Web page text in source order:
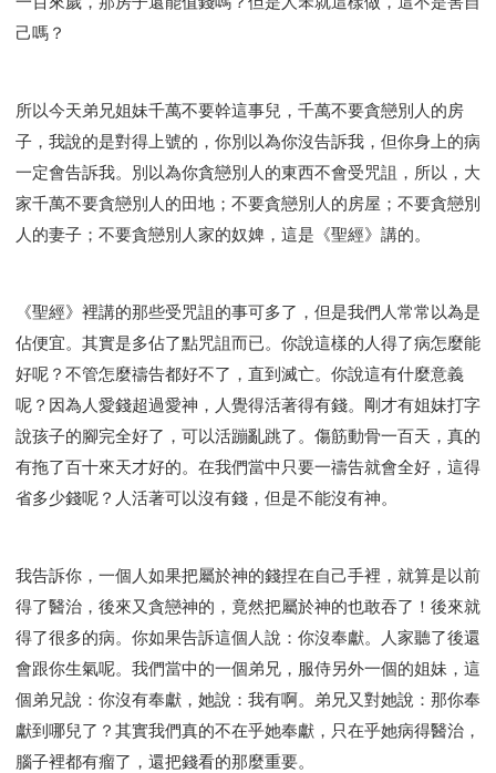
己嗎？
所以今天弟兄姐妹千萬不要幹這事兒，千萬不要貪戀別人的房
子，我說的是對得上號的，你別以為你沒告訴我，但你身上的病
一定會告訴我。別以為你貪戀別人的東西不會受咒詛，所以，大
家千萬不要貪戀別人的田地；不要貪戀別人的房屋；不要貪戀別
人的妻子；不要貪戀別人家的奴婢，這是《聖經》講的。
《聖經》裡講的那些受咒詛的事可多了，但是我們人常常以為是
佔便宜。其實是多佔了點咒詛而已。你說這樣的人得了病怎麼能
好呢？不管怎麼禱告都好不了，直到滅亡。你說這有什麼意義
呢？因為人愛錢超過愛神，人覺得活著得有錢。剛才有姐妹打字
說孩子的腳完全好了，可以活蹦亂跳了。傷筋動骨一百天，真的
有拖了百十來天才好的。在我們當中只要一禱告就會全好，這得
省多少錢呢？人活著可以沒有錢，但是不能沒有神。
我告訴你，一個人如果把屬於神的錢捏在自己手裡，就算是以前
得了醫治，後來又貪戀神的，竟然把屬於神的也敢吞了！後來就
得了很多的病。你如果告訴這個人說：你沒奉獻。人家聽了後還
會跟你生氣呢。我們當中的一個弟兄，服侍另外一個的姐妹，這
個弟兄說：你沒有奉獻，她說：我有啊。弟兄又對她說：那你奉
獻到哪兒了？其實我們真的不在乎她奉獻，只在乎她病得醫治，
腦子裡都有瘤了，還把錢看的那麼重要。